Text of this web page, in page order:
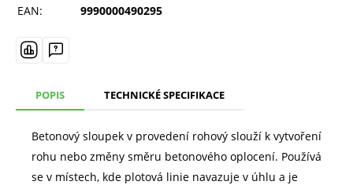
EAN:
9990000490295
POPIS TECHNICKÉ SPECIFIKACE
Betonový sloupek v provedení rohový slouží k vytvoření
rohu nebo změny směru betonového oplocení. Používá
se v místech, kde plotová linie navazuje v úhlu a je